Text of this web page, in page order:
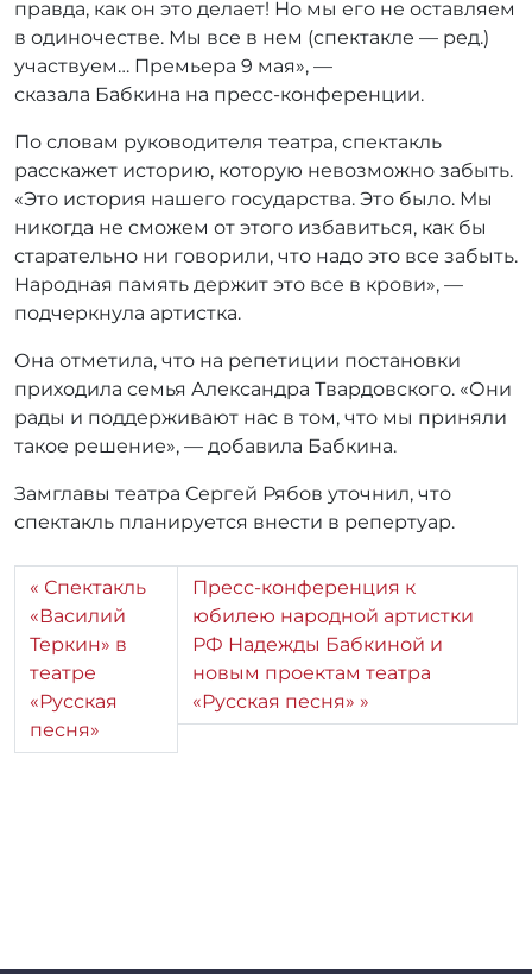
правда, как он это делает! Но мы его не оставляем
в одиночестве. Мы все в нем (спектакле — ред.)
участвуем… Премьера 9 мая», —
сказала Бабкина на пресс-конференции.
По словам руководителя театра, спектакль
расскажет историю, которую невозможно забыть.
«Это история нашего государства. Это было. Мы
никогда не сможем от этого избавиться, как бы
старательно ни говорили, что надо это все забыть.
Народная память держит это все в крови», —
подчеркнула артистка.
Она отметила, что на репетиции постановки
приходила семья Александра Твардовского. «Они
рады и поддерживают нас в том, что мы приняли
такое решение», — добавила Бабкина.
Замглавы театра Сергей Рябов уточнил, что
спектакль планируется внести в репертуар.
Спектакль
«Василий
Теркин» в
театре
«Русская
песня»
Пресс-конференция к
юбилею народной артистки
РФ Надежды Бабкиной и
новым проектам театра
«Русская песня»